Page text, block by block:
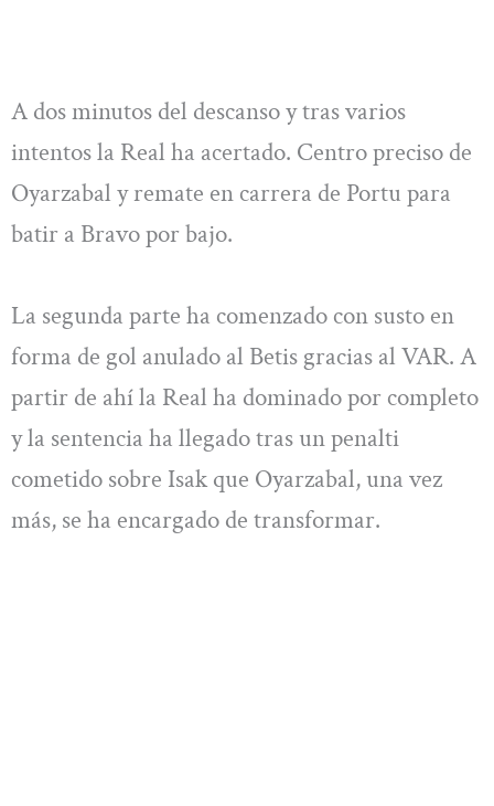
A dos minutos del descanso y tras varios
intentos la Real ha acertado. Centro preciso de
Oyarzabal y remate en carrera de Portu para
batir a Bravo por bajo.
La segunda parte ha comenzado con susto en
forma de gol anulado al Betis gracias al VAR. A
partir de ahí la Real ha dominado por completo
y la sentencia ha llegado tras un penalti
cometido sobre Isak que Oyarzabal, una vez
más, se ha encargado de transformar.